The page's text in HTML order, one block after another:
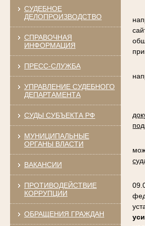
СУДЕБНОЕ
ДЕЛОПРОИЗВОДСТВО
СПРАВОЧНАЯ
ИНФОРМАЦИЯ
ПРЕСС-СЛУЖБА
УПРАВЛЕНИЕ СУДЕБНОГО
ДЕПАРТАМЕНТА
СУДЫ СУБЪЕКТА РФ
МУНИЦИПАЛЬНЫЕ
ОРГАНЫ ВЛАСТИ
ВАКАНСИИ
ПРОТИВОДЕЙСТВИЕ
КОРРУПЦИИ
ОБРАЩЕНИЯ ГРАЖДАН